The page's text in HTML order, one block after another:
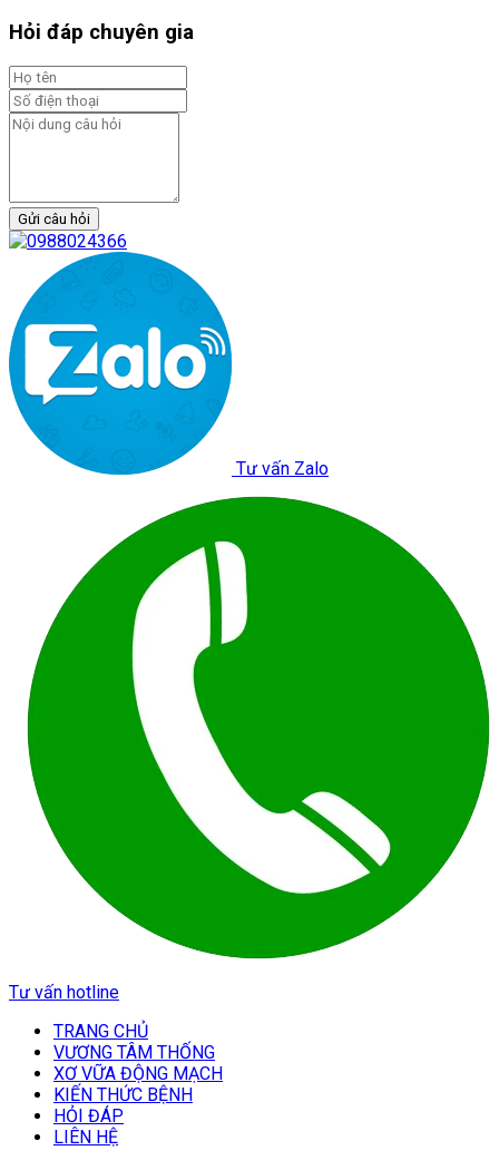
Hỏi đáp chuyên gia
Gửi câu hỏi
Tư vấn Zalo
Tư vấn hotline
TRANG CHỦ
VƯƠNG TÂM THỐNG
XƠ VỮA ĐỘNG MẠCH
KIẾN THỨC BỆNH
HỎI ĐÁP
LIÊN HỆ